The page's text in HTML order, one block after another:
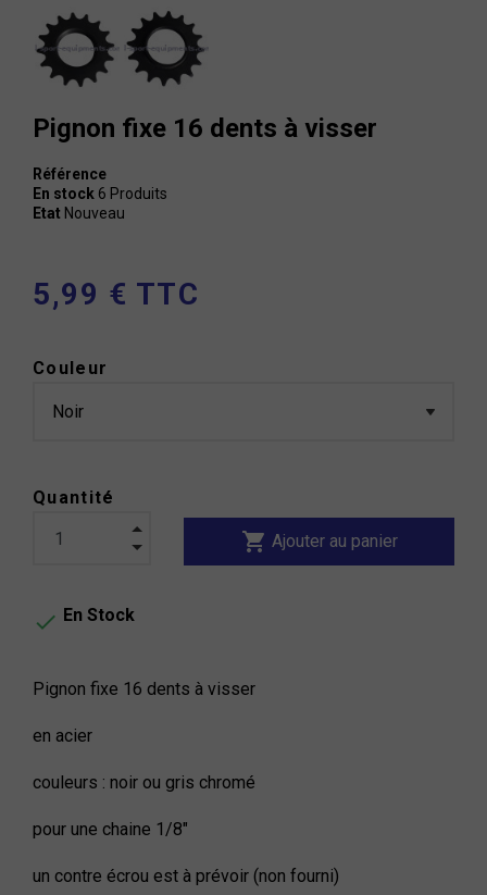
Pignon fixe 16 dents à visser
Référence
En stock 6 Produits
Etat Nouveau
5,99 € TTC
Couleur
Quantité
shopping_cart Ajouter au panier
 En Stock
Pignon fixe 16 dents à visser
en acier
couleurs : noir ou gris chromé
pour une chaine 1/8"
un contre écrou est à prévoir (non fourni)